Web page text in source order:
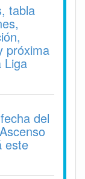
tabla
próxima
Liga
del
este